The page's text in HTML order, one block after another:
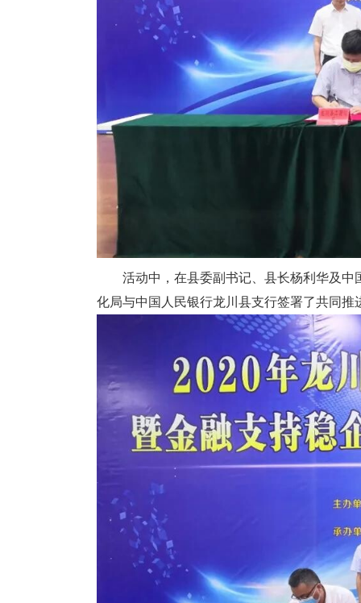
活动中，在县委副书记、县长杨利华及中
化局与中国人民银行龙川县支行签署了共同